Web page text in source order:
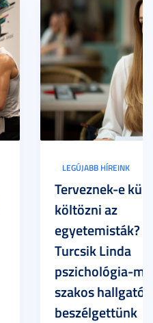
LEGÚJABB HÍREINK
Terveznek-e
költözni az
egyetemisták? –
Turcsik Linda
pszichológia-
szakos
beszélgettünk